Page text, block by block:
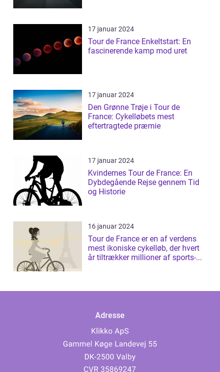
17 januar 2024
Tour de France Enkeltstart: En
fascinerende kamp mod uret
17 januar 2024
Den Grønne Trøje i Tour de
France: Cykelløbets mest
eftertragtede præmie
17 januar 2024
Kvindernes Tour de France: En
Dybdegående Rejse gennem Tid
og Historie
16 januar 2024
Tour de France er en af verdens
mest ikoniske cykelløb, der hvert
år tiltrækker millioner af sports-...
Adresse